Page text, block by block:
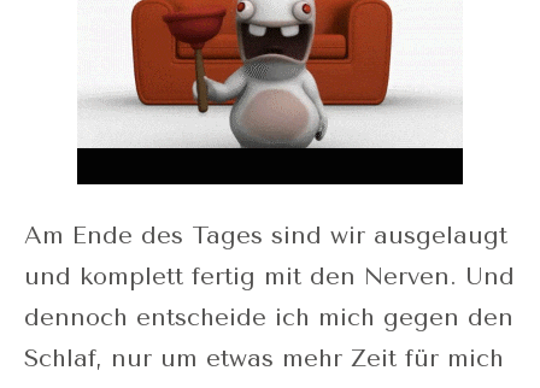
Am Ende des Tages sind wir ausgelaugt
und komplett fertig mit den Nerven. Und
dennoch entscheide ich mich gegen den
Schlaf, nur um etwas mehr Zeit für mich